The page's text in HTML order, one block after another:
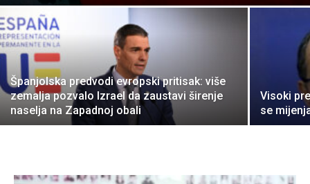
Španjolska predvodi evropski pritisak: više
zemalja pozvalo Izrael da zaustavi širenje
naselja na Zapadnoj obali
Visoki
se